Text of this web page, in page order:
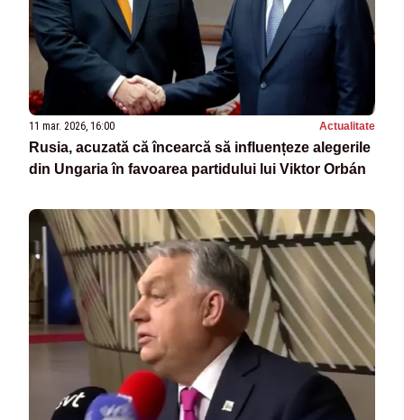
11 mar. 2026, 16:00 Actualitate
Rusia, acuzată că încearcă să influențeze alegerile
din Ungaria în favoarea partidului lui Viktor Orbán